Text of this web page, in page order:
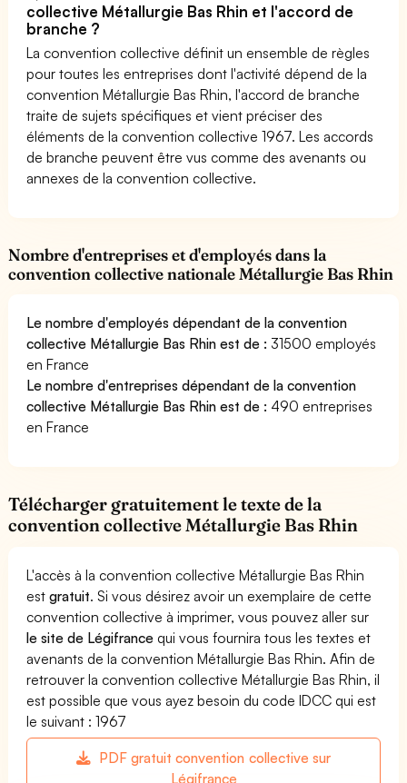
collective Métallurgie Bas Rhin et l'accord de
branche ?
La convention collective définit un ensemble de règles
pour toutes les entreprises dont l'activité dépend de la
convention Métallurgie Bas Rhin, l'accord de branche
traite de sujets spécifiques et vient préciser des
éléments de la convention collective 1967. Les accords
de branche peuvent être vus comme des avenants ou
annexes de la convention collective.
Nombre d'entreprises et d'employés dans la
convention collective nationale Métallurgie Bas Rhin
Le nombre d'employés dépendant de la convention
collective Métallurgie Bas Rhin est de : 31500 employés
en France
Le nombre d'entreprises dépendant de la convention
collective Métallurgie Bas Rhin est de : 490 entreprises
en France
Télécharger gratuitement le texte de la
convention collective Métallurgie Bas Rhin
L'accès à la convention collective Métallurgie Bas Rhin
estgratuit. Si vous désirez avoir un exemplaire de cette
convention collective à imprimer, vous pouvez aller sur
le site de Légifrance qui vous fournira tous les textes et
avenants de la convention Métallurgie Bas Rhin. Afin de
retrouver la convention collective Métallurgie Bas Rhin, il
est possible que vous ayez besoin du code IDCC qui est
le suivant : 1967
PDF gratuit convention collective sur
Légifrance